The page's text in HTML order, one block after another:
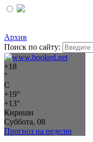
Архив
Поиск по сайту:
+18
°
C
+19°
+13°
Кириши
Суббота, 08
Прогноз на неделю